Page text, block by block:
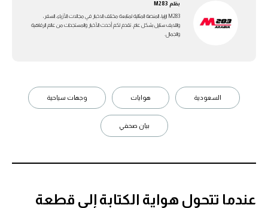
بقلم M283
M283 ارابيا، المنصة المثالية لمتابعة مختلف الاخبار في مجالات الأزياء، السفر،
واللايف ستايل بشكل عام. تقدم لكم أحدث الأخبار والمستجدات من عالم الرفاهية
والجمال.
السعودية هوايات وجهات سياحية
بيان صحفي
عندما تتحول هواية الكتابة إلى قطعة